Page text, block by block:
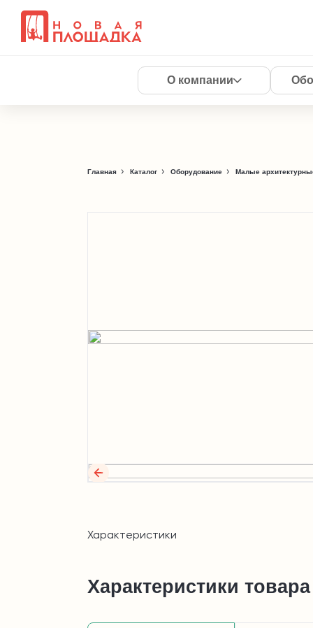
О компании
Главная Каталог Оборудование Малые
Характеристики
Характеристики товара